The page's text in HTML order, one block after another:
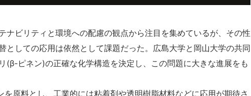
ナビリティと環境への配慮の観点から注目を集めているが、その性
としての応用は依然として課題だった。広島大学と岡山大学の共同
(β-ピネン)の正確な化学構造を決定し、この問題に大きな進展をも
原料とし、工業的には粘着剤や透明樹脂材料などに応用が期待さ